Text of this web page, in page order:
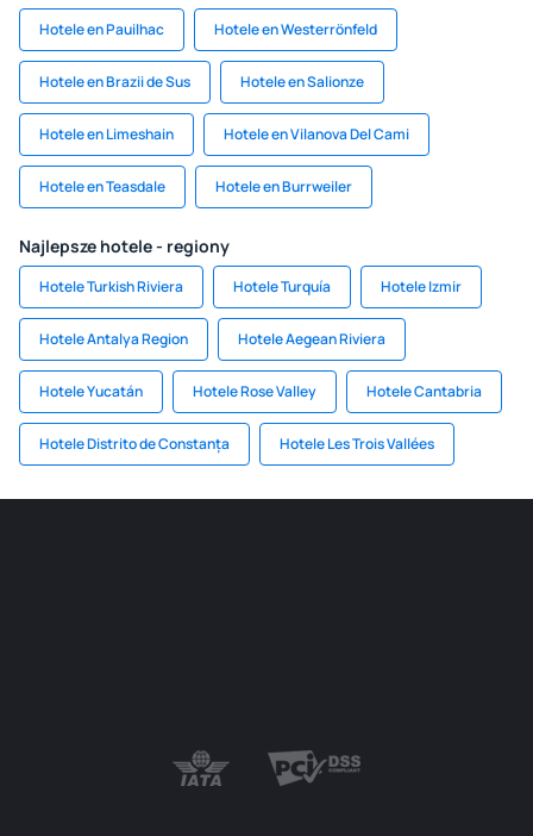
Hotele en Pauilhac Hotele en Westerrönfeld
Hotele en Brazii de Sus Hotele en Salionze
Hotele en Limeshain Hotele en Vilanova Del Cami
Hotele en Teasdale Hotele en Burrweiler
Najlepsze hotele - regiony
Hotele Turkish Riviera Hotele Turquía Hotele Izmir
Hotele Antalya Region Hotele Aegean Riviera
Hotele Yucatán Hotele Rose Valley Hotele Cantabria
Hotele Distrito de Constanța Hotele Les Trois Vallées